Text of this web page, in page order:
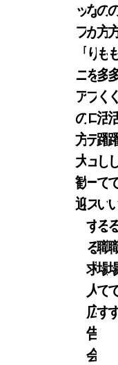
ッ
フ
「シ
ニ
ア
の
方
大
歓
迎」
な
が
り
を
プ
ロ
デ
ュ
ー
ス
す
る
求
人
広
告
会
の
方
も
多
く
活
躍
し
て
い
る
職
場
で
す